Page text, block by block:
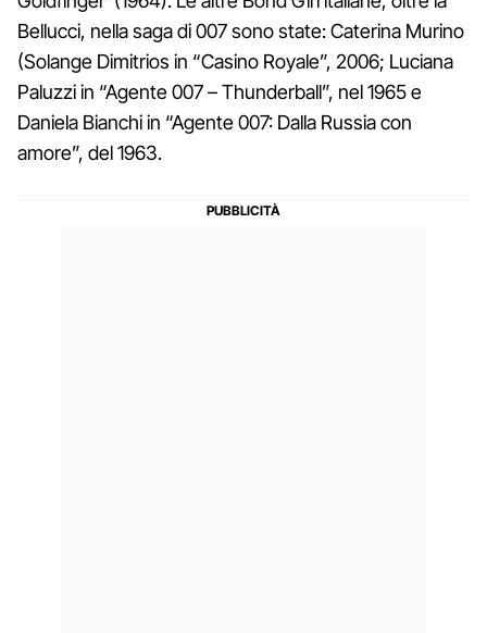
Bellucci, nella saga di 007 sono state: Caterina Murino
(Solange Dimitrios in “Casino Royale”, 2006; Luciana
Paluzzi in “Agente 007 – Thunderball”, nel 1965 e
Daniela Bianchi in “Agente 007: Dalla Russia con
amore”, del 1963.